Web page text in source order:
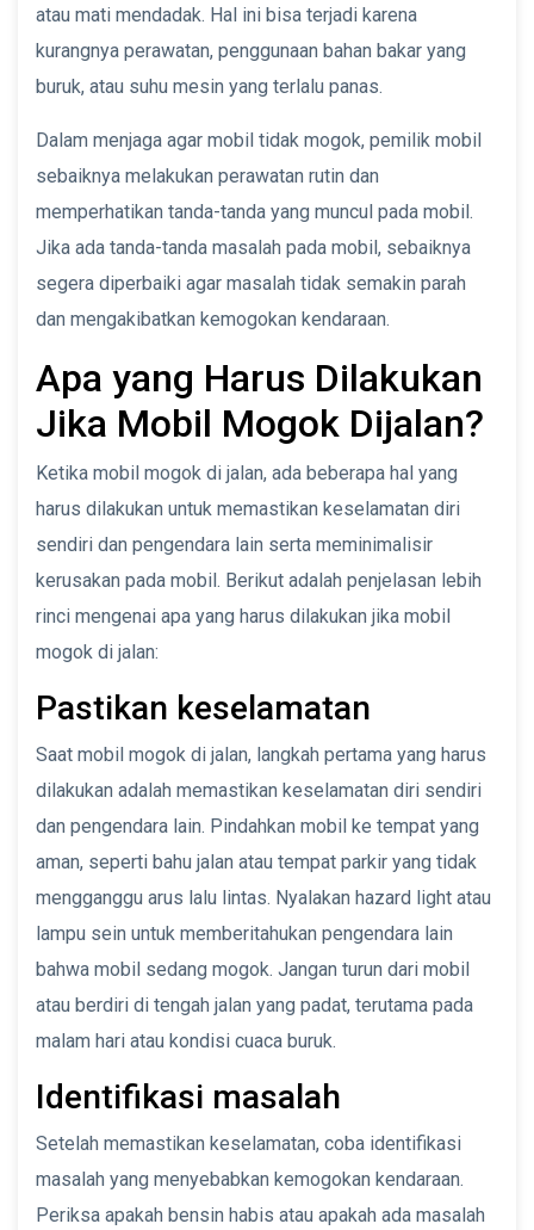
atau mati mendadak. Hal ini bisa terjadi karena
kurangnya perawatan, penggunaan bahan bakar yang
buruk, atau suhu mesin yang terlalu panas.
Dalam menjaga agar mobil tidak mogok, pemilik mobil
sebaiknya melakukan perawatan rutin dan
memperhatikan tanda-tanda yang muncul pada mobil.
Jika ada tanda-tanda masalah pada mobil, sebaiknya
segera diperbaiki agar masalah tidak semakin parah
dan mengakibatkan kemogokan kendaraan.
Apa yang Harus Dilakukan
Jika Mobil Mogok Dijalan?
Ketika mobil mogok di jalan, ada beberapa hal yang
harus dilakukan untuk memastikan keselamatan diri
sendiri dan pengendara lain serta meminimalisir
kerusakan pada mobil. Berikut adalah penjelasan lebih
rinci mengenai apa yang harus dilakukan jika mobil
mogok di jalan:
Pastikan keselamatan
Saat mobil mogok di jalan, langkah pertama yang harus
dilakukan adalah memastikan keselamatan diri sendiri
dan pengendara lain. Pindahkan mobil ke tempat yang
aman, seperti bahu jalan atau tempat parkir yang tidak
mengganggu arus lalu lintas. Nyalakan hazard light atau
lampu sein untuk memberitahukan pengendara lain
bahwa mobil sedang mogok. Jangan turun dari mobil
atau berdiri di tengah jalan yang padat, terutama pada
malam hari atau kondisi cuaca buruk.
Identifikasi masalah
Setelah memastikan keselamatan, coba identifikasi
masalah yang menyebabkan kemogokan kendaraan.
Periksa apakah bensin habis atau apakah ada masalah